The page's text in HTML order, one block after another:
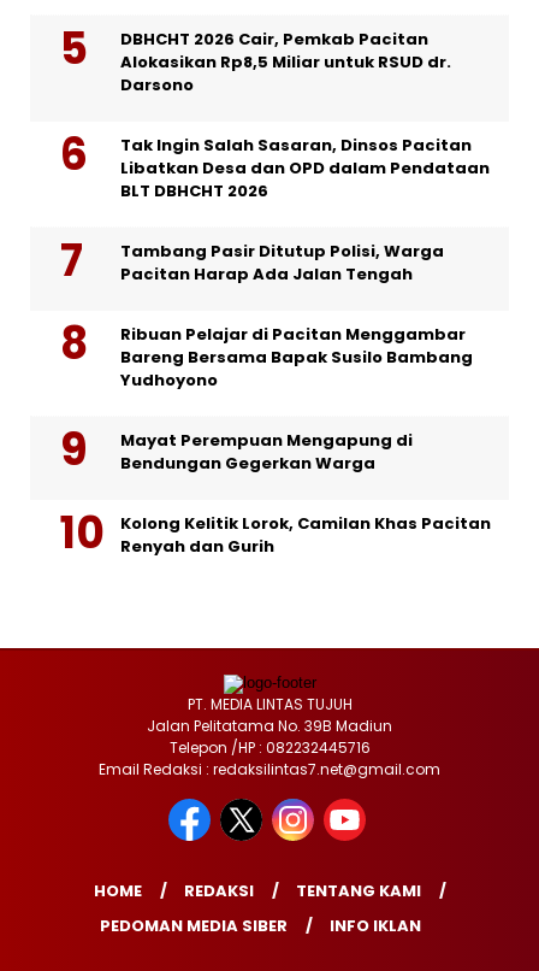
DBHCHT 2026 Cair, Pemkab Pacitan
Alokasikan Rp8,5 Miliar untuk RSUD dr.
Darsono
Tak Ingin Salah Sasaran, Dinsos Pacitan
Libatkan Desa dan OPD dalam Pendataan
BLT DBHCHT 2026
Tambang Pasir Ditutup Polisi, Warga
Pacitan Harap Ada Jalan Tengah
Ribuan Pelajar di Pacitan Menggambar
Bareng Bersama Bapak Susilo Bambang
Yudhoyono
Mayat Perempuan Mengapung di
Bendungan Gegerkan Warga
Kolong Kelitik Lorok, Camilan Khas Pacitan
Renyah dan Gurih
PT. MEDIA LINTAS TUJUH
Jalan Pelitatama No. 39B Madiun
Telepon /HP : 082232445716
Email Redaksi : redaksilintas7.net@gmail.com
HOME REDAKSI
TENTANG KAMI
PEDOMAN MEDIA SIBER
INFO IKLAN